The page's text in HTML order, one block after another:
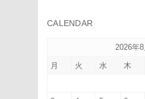
CALENDAR
2026年8
月 火 水 木